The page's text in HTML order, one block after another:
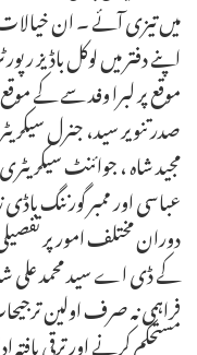
میں تیزی آئے ۔ ان
اپنے دفتر میں لوکل
موقع پر لبرا وفد سے کے
صدر تنویر سید، جنرل
مجید شاہ ، جوائنٹ
عباسی اور ممبر گورننگ
دوران مختلف امور پر
کے ڈی اے سید محمد علی
فراہمی نہ صرف اولین
مستحکم کرنے اور ترقی